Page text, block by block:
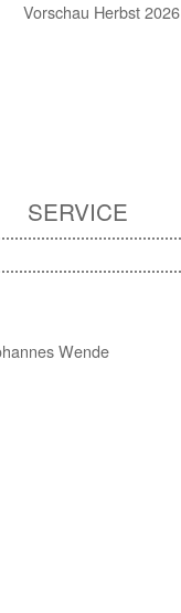
Vorschau Herbst 2026
SERVICE
Wende